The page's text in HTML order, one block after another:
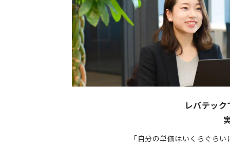
レバテッ
「自分の単価はいくらぐら